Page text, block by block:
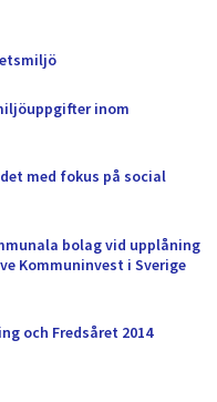
av
dem.
inom
med fokus på social
bolag vid upplåning
Kommuninvest i Sverige
och Fredsåret 2014